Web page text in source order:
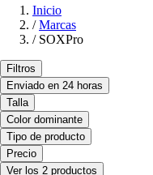
Inicio
/ Marcas
/ SOXPro
Filtros
Enviado en 24 horas
Talla
Color dominante
Tipo de producto
Precio
Ver los 2 productos